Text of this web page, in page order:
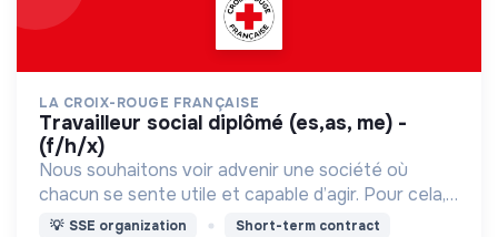
LA CROIX-ROUGE FRANÇAISE
travailleur social diplômé (es,as, me) -
(f/h/x)
Nous souhaitons voir advenir une société où
chacun se sente utile et capable d’agir. Pour cela,
nous proposons des moyens et des lieux
💡 SSE organization
Short-term contract